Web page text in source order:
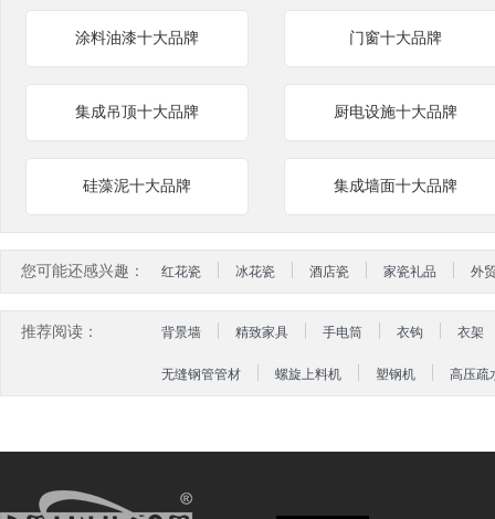
涂料油漆十大品牌 门窗十大品牌
集成吊顶十大品牌 厨电设施十大品牌
硅藻泥十大品牌 集成墙面十大品牌
您可能还感兴趣： 红花瓷 冰花瓷 酒店瓷 家瓷礼品 外
推荐阅读： 背景墙 精致家具 手电筒 衣钩 衣架
无缝钢管管材 螺旋上料机 塑钢机 高压疏